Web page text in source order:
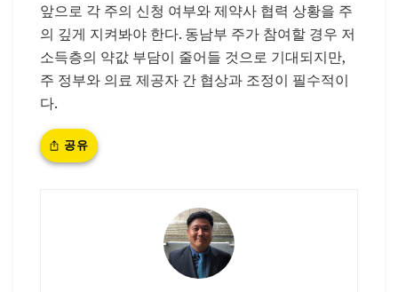
앞으로 각 주의 신청 여부와 제약사 협력 상황을 주
의 깊게 지켜봐야 한다. 동남부 주가 참여할 경우 저
소득층의 약값 부담이 줄어들 것으로 기대되지만,
주 정부와 의료 제공자 간 협상과 조정이 필수적이
다.
공유